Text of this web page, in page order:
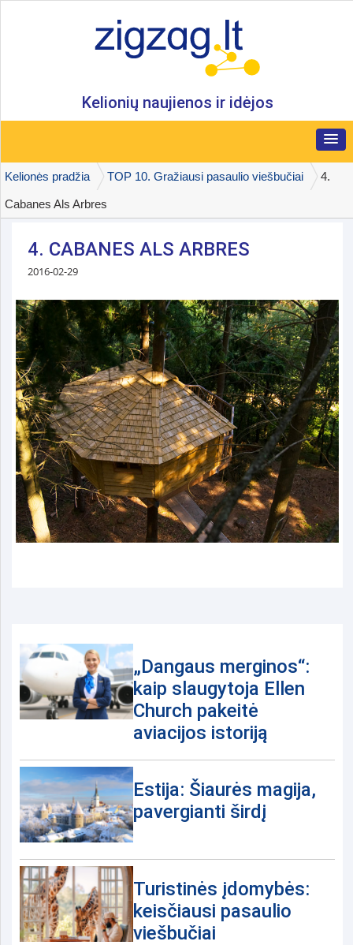
Kelionių naujienos ir idėjos
Kelionės pradžia TOP 10. Gražiausi pasaulio viešbučiai 4.
Cabanes Als Arbres
4. CABANES ALS ARBRES
2016-02-29
„Dangaus merginos“:
kaip slaugytoja Ellen
Church pakeitė
aviacijos istoriją
Estija: Šiaurės magija,
pavergianti širdį
Turistinės įdomybės:
keisčiausi pasaulio
viešbučiai